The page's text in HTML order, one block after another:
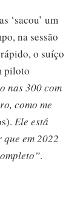
‘sacou’ um
na sessão
o suíço
piloto
nas 300 com
como me
Ele está
em 2022
.